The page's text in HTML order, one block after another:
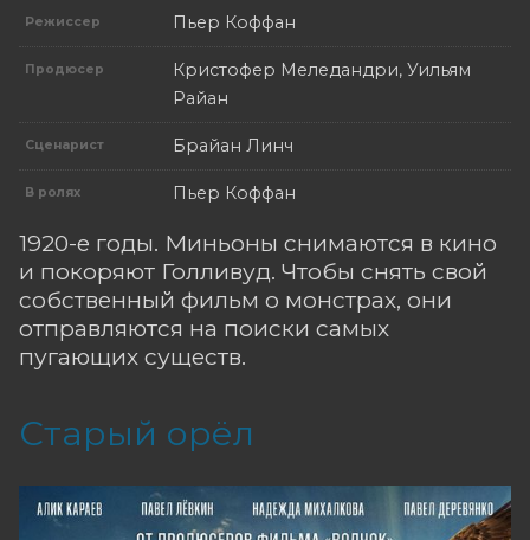
Режиссер Пьер Коффан
Продюсер
Кристофер Меледандри, Уильям
Райан
Сценарист Брайан Линч
В ролях Пьер Коффан
1920-е годы. Миньоны снимаются в кино
и покоряют Голливуд. Чтобы снять свой
собственный фильм о монстрах, они
отправляются на поиски самых
пугающих существ.
Старый орёл